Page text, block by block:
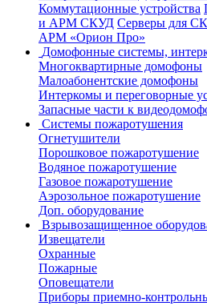
Коммутационные устройства
и АРМ СКУД Серверы для
АРМ «Орион Про»
Домофонные системы,
Многоквартирные домофоны
Малоабонентские домофоны
Интеркомы и переговорные
Запасные части к
Системы пожаротушения
Огнетушители
Порошковое пожаротушение
Водяное пожаротушение
Газовое пожаротушение
Аэрозольное пожаротушение
Доп. оборудование
Взрывозащищенное
Извещатели
Охранные
Пожарные
Оповещатели
Приборы приемно-